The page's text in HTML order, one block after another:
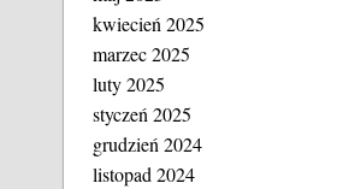
kwiecień 2025
marzec 2025
luty 2025
styczeń 2025
grudzień 2024
listopad 2024